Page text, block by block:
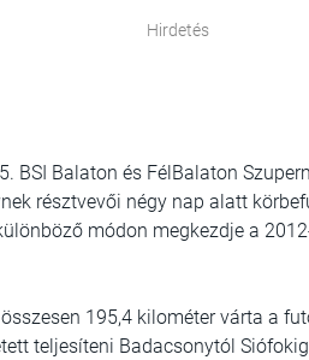
Hirdetés
BSI Balaton és FélBalaton
résztvevői négy nap alatt
módon megkezdje a
195,4 kilométer várta a
teljesíteni Badacsonytól